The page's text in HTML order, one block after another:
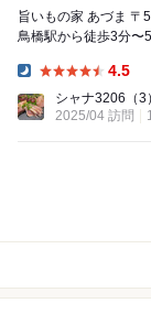
旨いもの家 あづま 〒554-0013 大阪府大阪市此花区梅香３丁目３２−５ 千
鳥橋駅から徒歩3分〜5分くらい 営業時間 17時〜
4.5
シャナ3206 （3）
2025/04 訪問